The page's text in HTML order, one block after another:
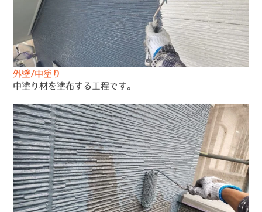
外壁/中塗り
中塗り材を塗布する工程です。